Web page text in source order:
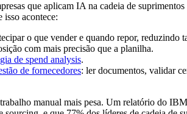
que aplicam IA na cadeia de
isso acontece:
o que vender e quando repor, reduzindo
com mais precisão que a planilha.
de spend analysis.
de fornecedores: ler documentos, validar
manual mais pesa. Um relatório do